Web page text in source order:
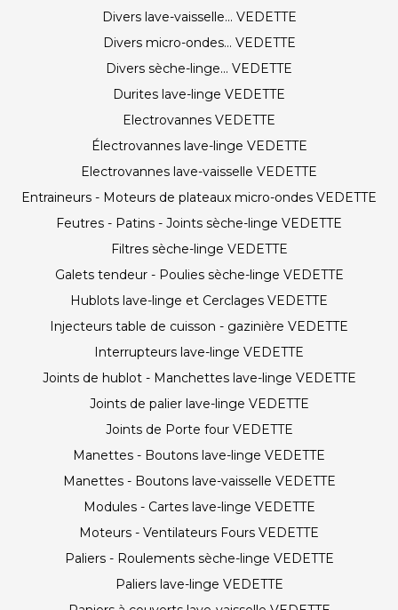
Divers lave-vaisselle... VEDETTE
Divers micro-ondes... VEDETTE
Divers sèche-linge... VEDETTE
Durites lave-linge VEDETTE
Electrovannes VEDETTE
Électrovannes lave-linge VEDETTE
Electrovannes lave-vaisselle VEDETTE
Entraineurs - Moteurs de plateaux micro-ondes VEDETTE
Feutres - Patins - Joints sèche-linge VEDETTE
Filtres sèche-linge VEDETTE
Galets tendeur - Poulies sèche-linge VEDETTE
Hublots lave-linge et Cerclages VEDETTE
Injecteurs table de cuisson - gazinière VEDETTE
Interrupteurs lave-linge VEDETTE
Joints de hublot - Manchettes lave-linge VEDETTE
Joints de palier lave-linge VEDETTE
Joints de Porte four VEDETTE
Manettes - Boutons lave-linge VEDETTE
Manettes - Boutons lave-vaisselle VEDETTE
Modules - Cartes lave-linge VEDETTE
Moteurs - Ventilateurs Fours VEDETTE
Paliers - Roulements sèche-linge VEDETTE
Paliers lave-linge VEDETTE